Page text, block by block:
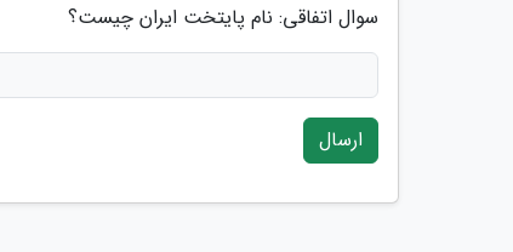
سوال اتفاقی: نام پایتخت ایران چیست؟
ارسال